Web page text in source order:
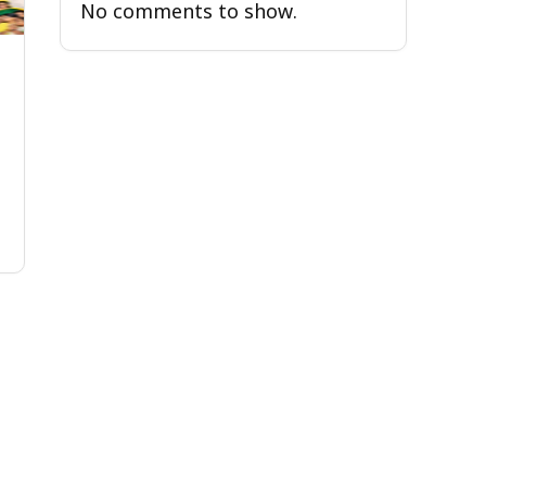
No comments to show.